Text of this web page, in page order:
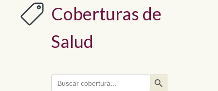
Coberturas de
Salud
Search
for:
Search Button